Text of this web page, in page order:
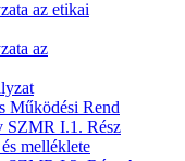
az etikai
az
Működési Rend
I.1. Rész
melléklete